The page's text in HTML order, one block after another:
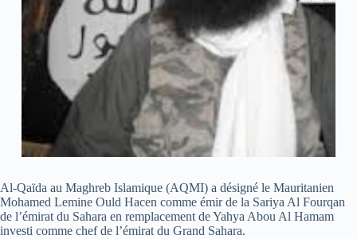
Al-Qaïda au Maghreb Islamique (AQMI) a désigné le Mauritanien
Mohamed Lemine Ould Hacen comme émir de la Sariya Al Fourqan
de l’émirat du Sahara en remplacement de Yahya Abou Al Hamam
investi comme chef de l’émirat du Grand Sahara.